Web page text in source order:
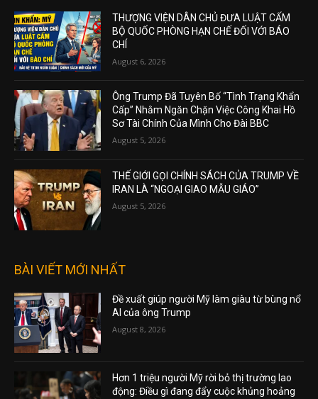
THƯỢNG VIỆN DÂN CHỦ ĐƯA LUẬT CẤM
BỘ QUỐC PHÒNG HẠN CHẾ ĐỐI VỚI BÁO
CHÍ
August 6, 2026
Ông Trump Đã Tuyên Bố “Tình Trạng Khẩn
Cấp” Nhằm Ngăn Chặn Việc Công Khai Hồ
Sơ Tài Chính Của Mình Cho Đài BBC
August 5, 2026
THẾ GIỚI GỌI CHÍNH SÁCH CỦA TRUMP VỀ
IRAN LÀ “NGOẠI GIAO MẪU GIÁO”
August 5, 2026
BÀI VIẾT MỚI NHẤT
Đề xuất giúp người Mỹ làm giàu từ bùng nổ
AI của ông Trump
August 8, 2026
Hơn 1 triệu người Mỹ rời bỏ thị trường lao
động: Điều gì đang đẩy cuộc khủng hoảng